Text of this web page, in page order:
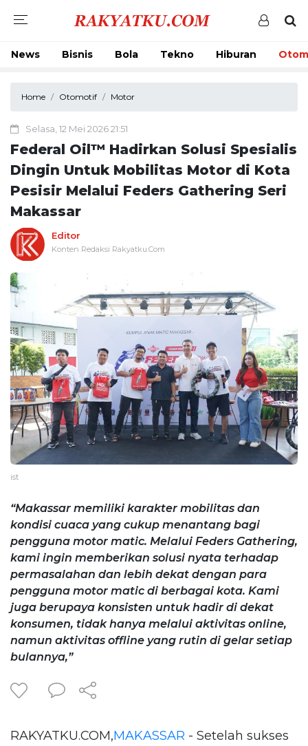
News Bisnis Bola Tekno Hiburan
Home Otomotif Motor
Selasa, 12 Mei 2026 21:51
Federal Oil™️ Hadirkan Solusi Spesialis
Dingin Untuk Mobilitas Motor di Kota
Pesisir Melalui Feders Gathering Seri
Makassar
Editor
Konten Redaksi Rakyatku.Com
ist
“Makassar memiliki karakter mobilitas dan
kondisi cuaca yang cukup menantang bagi
pengguna motor matic. Melalui Feders Gathering,
kami ingin memberikan solusi nyata terhadap
permasalahan dan lebih dekat dengan para
pengguna motor matic di berbagai kota. Kami
juga berupaya konsisten untuk hadir di dekat
konsumen, tidak hanya melalui aktivitas online,
namun aktivitas offline yang rutin di gelar setiap
bulannya,”
RAKYATKU.COM,MAKASSAR - Setelah sukses